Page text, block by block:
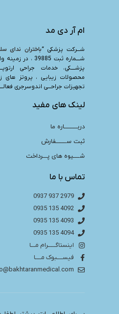
ام آر دی مد
شـــرکت پزشکی “باختران ندای
شــــماره ثبت
پزشــــکی، خدمات جراحی
محصولات زیبایی ، پروتز های
تجهیزات جراحـــی اندوسرجری
لینک های مفید
دربـــــــــاره ما
ثبت ســـــــفارش
شــــیوه های پـــرداخت
تماس با ما
2979 937 0937
4092 135 0935
4093 135 0935
4094 135 0935
اینستاگـــــرام مـــا
فیســــبوک مــــا